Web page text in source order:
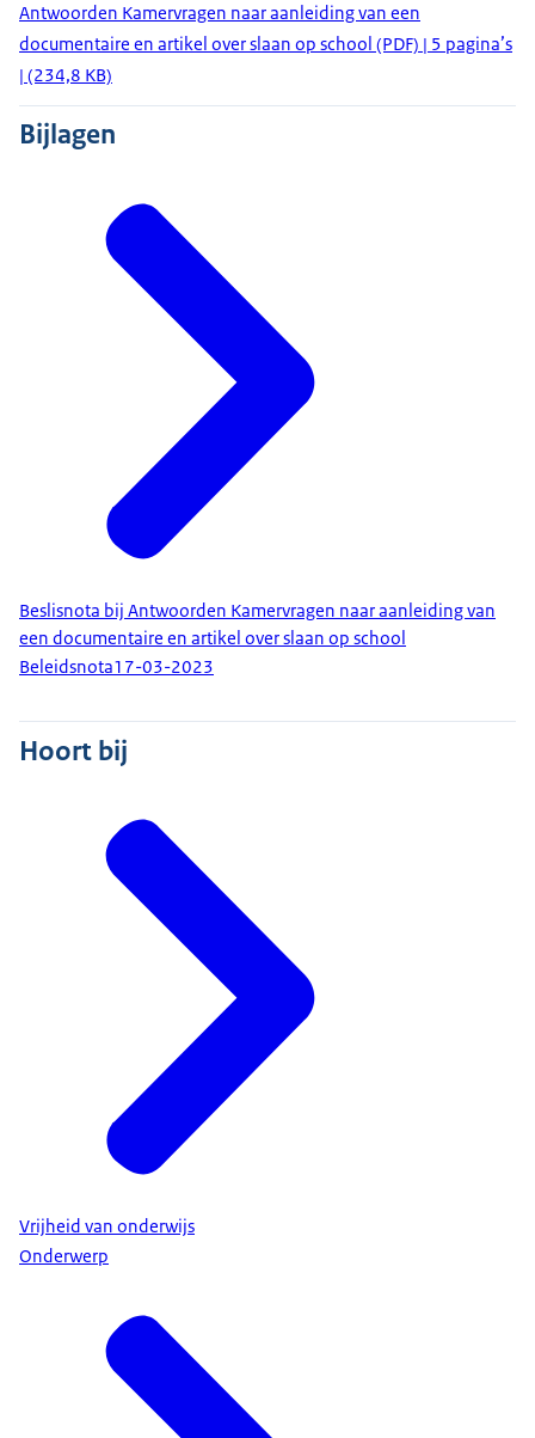
Antwoorden Kamervragen naar aanleiding van een
documentaire en artikel over slaan op school (PDF) | 5 pagina’s
| (234,8 KB)
Bijlagen
Beslisnota bij Antwoorden Kamervragen naar aanleiding van
een documentaire en artikel over slaan op school
Beleidsnota17-03-2023
Hoort bij
Vrijheid van onderwijs
Onderwerp